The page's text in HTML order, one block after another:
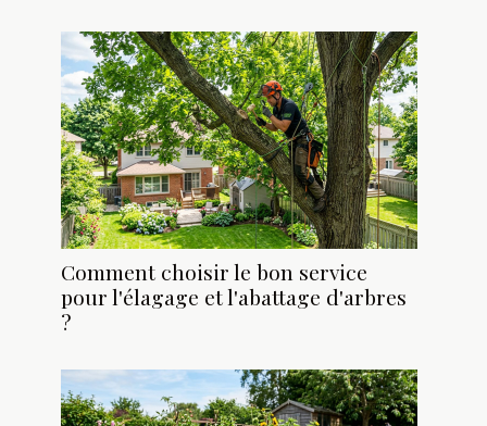
Comment choisir le bon service
pour l'élagage et l'abattage d'arbres
?